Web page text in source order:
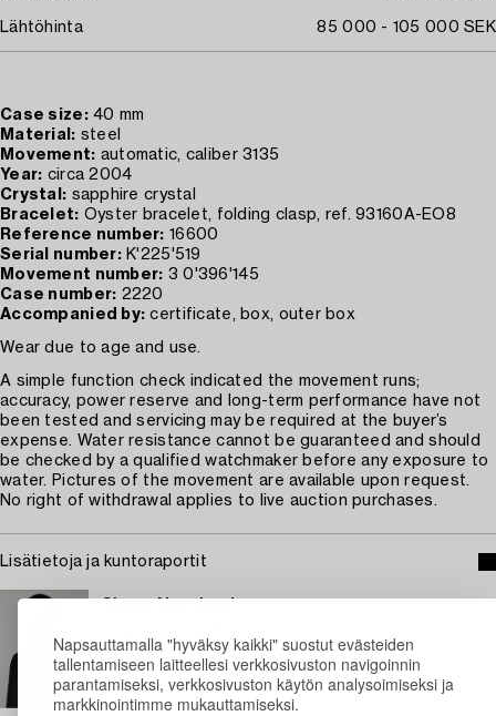
Napsauttamalla "hyväksy kaikki" suostut evästeiden
tallentamiseen laitteellesi verkkosivuston navigoinnin
parantamiseksi, verkkosivuston käytön analysoimiseksi ja
markkinointimme mukauttamiseksi.
Lähtöhinta 85 000 - 105 000 SEK
Case size:40 mm
Material: steel
Movement: automatic, caliber 3135
Year: circa 2004
Crystal: sapphire crystal
Bracelet: Oyster bracelet, folding clasp, ref. 93160A-EO8
Reference number: 16600
Serial number:K'225'519
Movement number: 3 0'396'145
Case number: 2220
Accompanied by: certificate, box, outer box
Wear due to age and use.
A simple function check indicated the movement runs;
accuracy, power reserve and long-term performance have not
been tested and servicing may be required at the buyer’s
expense. Water resistance cannot be guaranteed and should
be checked by a qualified watchmaker before any exposure to
water. Pictures of the movement are available upon request.
No right of withdrawal applies to live auction purchases.
Lisätietoja ja kuntoraportit
+46 (0)735 95 68 75
Sähköposti
→ Kysyttyjä esineitä